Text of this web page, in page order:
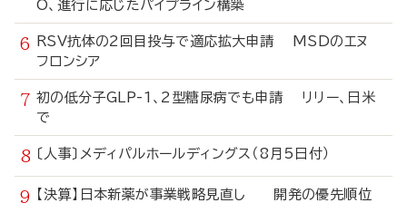
O、進行に応じたパイプライン構築
RSV抗体の2回目投与で適応拡大申請 MSDのエヌ
フロンシア
初の低分子GLP-1、2型糖尿病でも申請 リリー、日米
で
〔人事〕メディパルホールディングス（8月5日付）
【決算】日本新薬が事業戦略見直し 開発の優先順位